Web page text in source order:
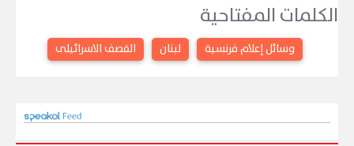
الكلمات المفتاحية
وسائل إعلام فرنسية لبنان القصف الاسرائيلى